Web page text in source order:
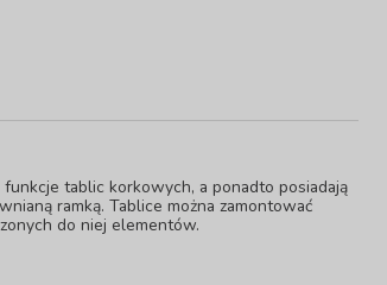
tablic korkowych, a ponadto posiadają
ramką. Tablice można zamontować
do niej elementów.